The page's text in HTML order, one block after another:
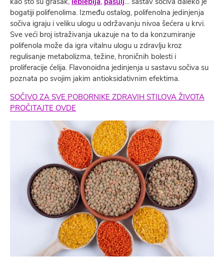
bogatiji polifenolima. Između ostalog, polifenolna jedinjenja
sočiva igraju i veliku ulogu u održavanju nivoa šećera u krvi.
Sve veći broj istraživanja ukazuje na to da konzumiranje
polifenola može da igra vitalnu ulogu u zdravlju kroz
regulisanje metabolizma, težine, hroničnih bolesti i
proliferacije ćelija. Flavonoidna jedinjenja u sastavu sočiva su
poznata po svojim jakim antioksidativnim efektima.
SOČIVO ZA SVE POBORNIKE ZDRAVIH STILOVA ŽIVOTA
PROČITAJTE OVDE